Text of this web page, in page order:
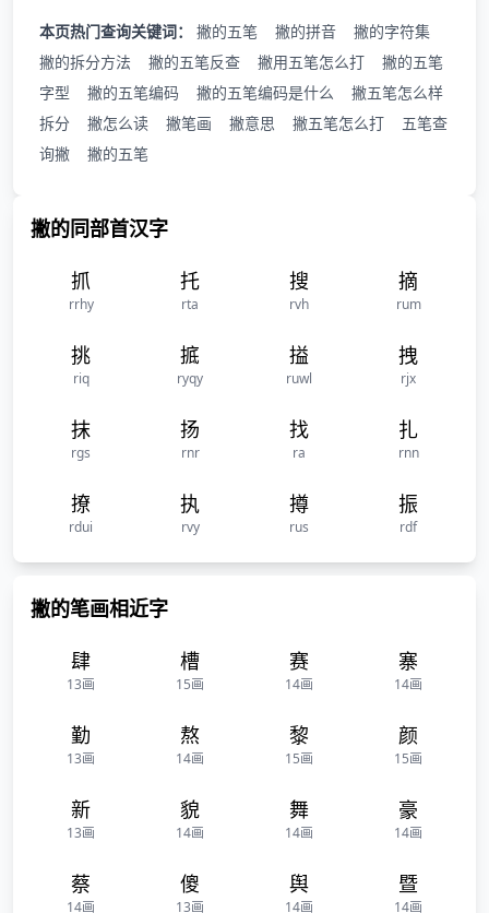
本页热门查询关键词： 撇的五笔 撇的拼音
撇的字符集
撇的拆分方法
撇的五笔反查 撇用五笔怎么打
撇的五笔
字型
撇的五笔编码 撇的五笔编码是什么
撇五笔怎么样
拆分
撇怎么读 撇笔画 撇意思 撇五笔怎么打
五笔查
询撇
撇的五笔
撇的同部首汉字
抓
rrhy
托
rta
搜
rvh
摘
rum
挑
riq
掋
ryqy
搤
ruwl
拽
rjx
抹
rgs
扬
rnr
找
ra
扎
rnn
撩
rdui
执
rvy
撙
rus
振
rdf
撇的笔画相近字
肆
13画
槽
15画
赛
14画
寨
14画
勤
13画
熬
14画
黎
15画
颜
15画
新
13画
貌
14画
舞
14画
豪
14画
蔡
14画
傻
13画
舆
14画
暨
14画